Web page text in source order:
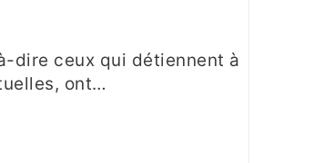
dire ceux qui détiennent à
ont…